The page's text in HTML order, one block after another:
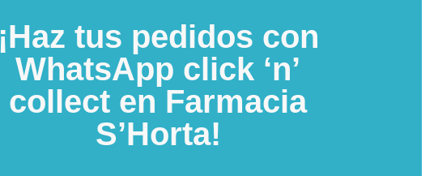
¡Haz tus pedidos con
WhatsApp click ‘n’
collect en Farmacia
S’Horta!